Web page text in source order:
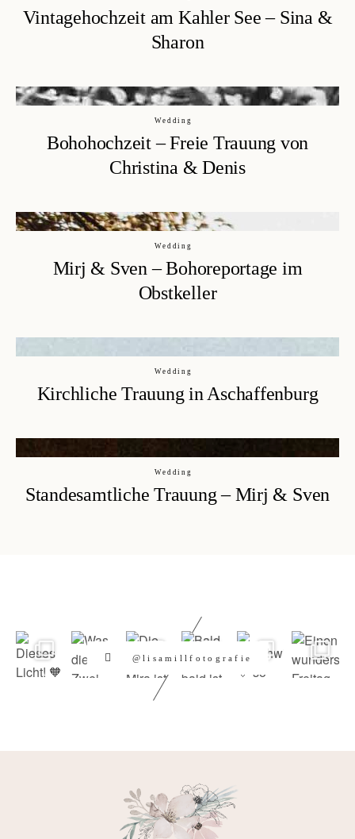
HOME
ÜBER MICH
SCHWANGERSCHAFT, BABY & FAMILIE
LOVESTORIES
Vintagehochzeit am Kahler See – Sina &
Sharon
Wedding
Bohohochzeit – Freie Trauung von
Christina & Denis
Wedding
Mirj & Sven – Bohoreportage im
Obstkeller
Wedding
Kirchliche Trauung in Aschaffenburg
Wedding
Standesamtliche Trauung – Mirj & Sven
@lisamillfotografie